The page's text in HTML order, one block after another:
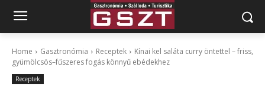
Home Gasztronómia Receptek
Kínai kel saláta curry öntettel – friss,
gyümölcsös–fűszeres fogás könnyű ebédekhez
Receptek